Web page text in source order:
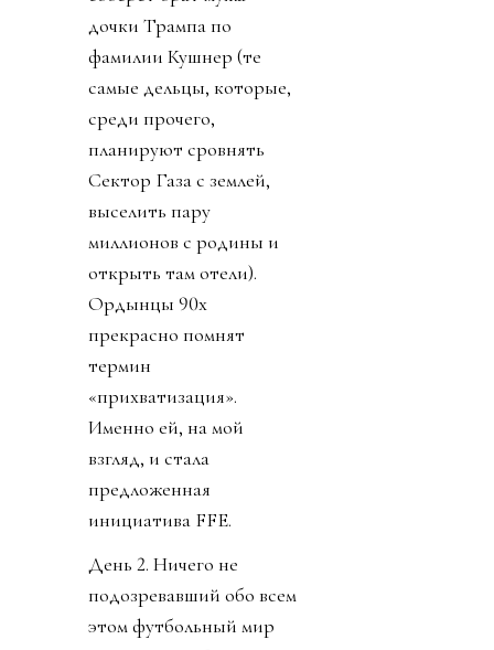
дочки Трампа по
фамилии Кушнер (те
самые дельцы, которые,
среди прочего,
планируют сровнять
Сектор Газа с землей,
выселить пару
миллионов с родины и
открыть там отели).
Ордынцы 90х
прекрасно помнят
термин
«прихватизация».
Именно ей, на мой
взгляд, и стала
предложенная
инициатива FFE.
День 2. Ничего не
подозревавший обо всем
этом футбольный мир